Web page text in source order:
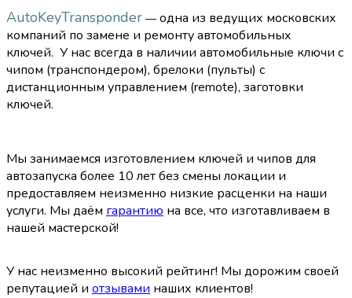
AutoKeyTransponder — одна из ведущих московских
компаний по замене и ремонту автомобильных
ключей. У нас всегда в наличии автомобильные ключи с
чипом (транспондером), брелоки (пульты) с
дистанционным управлением (remote), заготовки
ключей.
Мы занимаемся изготовлением ключей и чипов для
автозапуска более 10 лет без смены локации и
предоставляем неизменно низкие расценки на наши
услуги. Мы даём гарантию на все, что изготавливаем в
нашей мастерской!
У нас неизменно высокий рейтинг! Мы дорожим своей
репутацией и отзывами наших клиентов!